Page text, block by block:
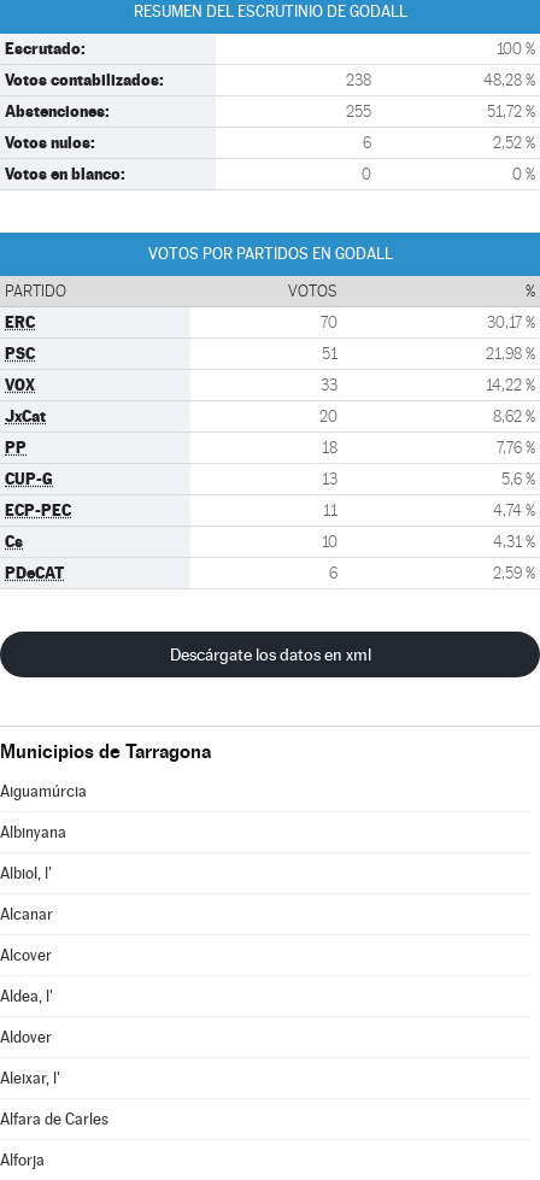
RESUMEN DEL ESCRUTINIO DE GODALL
Escrutado: 100 %
Votos contabilizados: 238 48,28 %
Abstenciones: 255 51,72 %
Votos nulos: 6 2,52 %
Votos en blanco: 0 0 %
VOTOS POR PARTIDOS EN GODALL
PARTIDO VOTOS %
ERC 70 30,17 %
PSC 51 21,98 %
VOX 33 14,22 %
JxCat 20 8,62 %
PP 18 7,76 %
CUP-G 13 5,6 %
ECP-PEC 11 4,74 %
Cs 10 4,31 %
PDeCAT 6 2,59 %
Descárgate los datos en xml
Municipios de Tarragona
Aiguamúrcia
Albinyana
Albiol, l'
Alcanar
Alcover
Aldea, l'
Aldover
Aleixar, l'
Alfara de Carles
Alforja